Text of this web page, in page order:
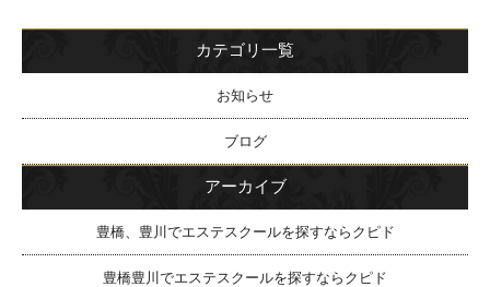
カテゴリ一覧
お知らせ
ブログ
アーカイブ
豊橋、豊川でエステスクールを探すならクピド
豊橋豊川でエステスクールを探すならクピド